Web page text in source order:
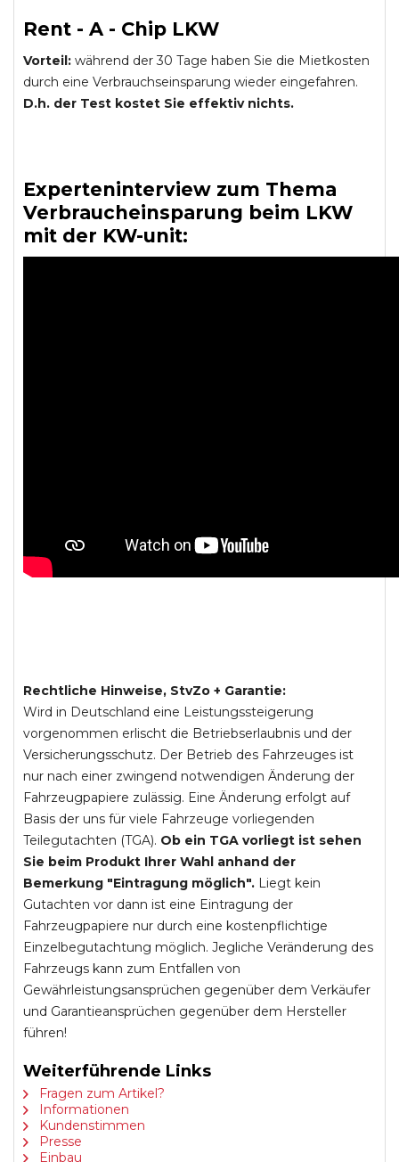
Rent - A - Chip LKW
Vorteil: während der 30 Tage haben Sie die Mietkosten
durch eine Verbrauchseinsparung wieder eingefahren.
D.h. der Test kostet Sie effektiv nichts.
Experteninterview zum Thema
Verbraucheinsparung beim LKW
mit der KW-unit:
Rechtliche Hinweise, StvZo + Garantie:
Wird in Deutschland eine Leistungssteigerung
vorgenommen erlischt die Betriebserlaubnis und der
Versicherungsschutz. Der Betrieb des Fahrzeuges ist
nur nach einer zwingend notwendigen Änderung der
Fahrzeugpapiere zulässig. Eine Änderung erfolgt auf
Basis der uns für viele Fahrzeuge vorliegenden
Teilegutachten (TGA). Ob ein TGA vorliegt ist sehen
Sie beim Produkt Ihrer Wahl anhand der
Bemerkung "Eintragung möglich". Liegt kein
Gutachten vor dann ist eine Eintragung der
Fahrzeugpapiere nur durch eine kostenpflichtige
Einzelbegutachtung möglich. Jegliche Veränderung des
Fahrzeugs kann zum Entfallen von
Gewährleistungsansprüchen gegenüber dem Verkäufer
und Garantieansprüchen gegenüber dem Hersteller
führen!
Weiterführende Links
Fragen zum Artikel?
Informationen
Kundenstimmen
Presse
Einbau